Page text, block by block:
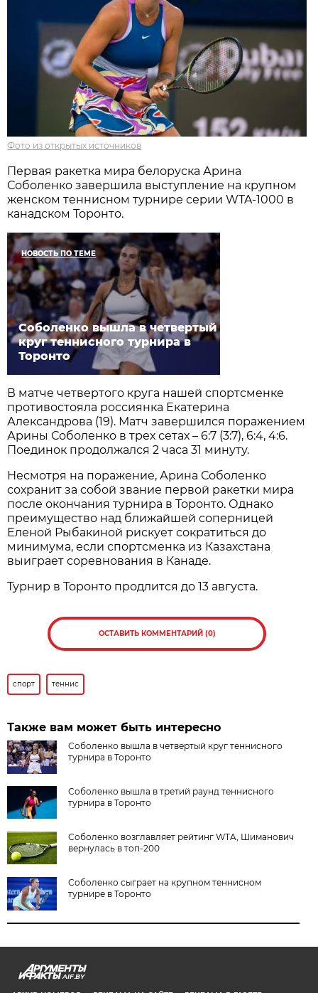
Фото из открытых источников
Первая ракетка мира белоруска Арина
Соболенко завершила выступление на крупном
женском теннисном турнире серии WTA-1000 в
канадском Торонто.
НОВОСТЬ ПО ТЕМЕ
Соболенко вышла в четвертый
круг теннисного турнира в
Торонто
В матче четвертого круга нашей спортсменке
противостояла россиянка Екатерина
Александрова (19). Матч завершился поражением
Арины Соболенко в трех сетах – 6:7 (3:7), 6:4, 4:6.
Поединок продолжался 2 часа 31 минуту.
Несмотря на поражение, Арина Соболенко
сохранит за собой звание первой ракетки мира
после окончания турнира в Торонто. Однако
преимущество над ближайшей соперницей
Еленой Рыбакиной рискует сократиться до
минимума, если спортсменка из Казахстана
выиграет соревнования в Канаде.
Турнир в Торонто продлится до 13 августа.
ОСТАВИТЬ КОММЕНТАРИЙ (0)
спорт теннис
Также вам может быть интересно
Соболенко вышла в четвертый круг теннисного
турнира в Торонто
Соболенко вышла в третий раунд теннисного
турнира в Торонто
Соболенко возглавляет рейтинг WTA, Шиманович
вернулась в топ-200
Соболенко сыграет на крупном теннисном
турнире в Торонто
AIF.BY